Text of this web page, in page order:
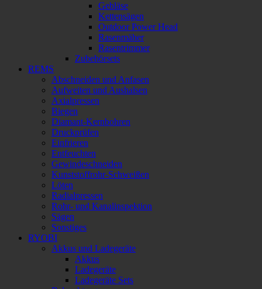
Gebläse
Kettensägen
Outdoor Power Head
Rasenmäher
Rasentrimmer
Zubehörsets
REMS
Abschneiden und Anfasen
Aufweiten und Aushalsen
Axialpressen
Biegen
Diamant-Kernbohren
Druckprüfen
Einfrieren
Entfeuchten
Gewindeschneiden
Kunststoffrohr-Schweißen
Löten
Radialpressen
Rohr- und Kanalinspektion
Sägen
Sonstiges
RYOBI
Akkus und Ladegeräte
Akkus
Ladegeräte
Ladegeräte Sets